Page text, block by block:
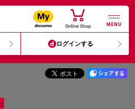
MENU
ログインする